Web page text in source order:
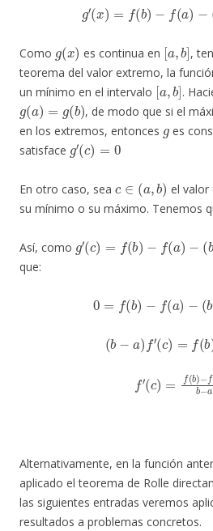
g′( ) b)−f −( b −
Como
( )
es continua en
[ b]
,
teorema del valor extremo, la
un mínimo en el intervalo
[a,b]
.
g( a)=g(b)
, de modo que si el
en los extremos, entonces
g
es
satisface
g′(c)=0
En otro caso, sea
a b)
el valor
su mínimo o su máximo. Tenemos
Así, como
g′( c) b)− f −( − f′(
que:
0 b)− −( b f′
(b f c)=f − f( a
f =f(b)
− b−a
Alternativamente, en la función
aplicado el teorema de Rolle
las siguientes entradas veremos
resultados a problemas concretos.